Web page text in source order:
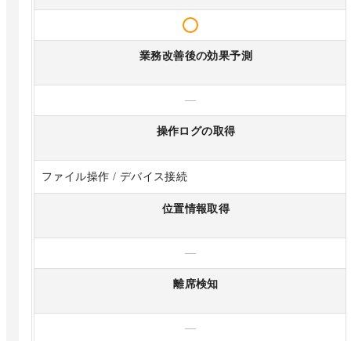
業務改善後の効果予測
—
操作ログの取得
ファイル操作 / デバイス接続
位置情報取得
—
離席検知
—